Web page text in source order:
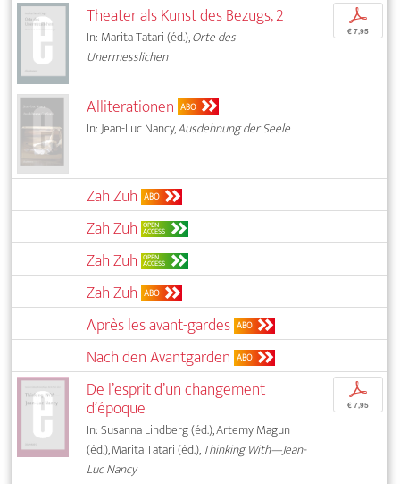
Theater als Kunst des Bezugs, 2
In: Marita Tatari (éd.),Orte des
Unermesslichen
p
€ 7,95
Alliterationen ABO
In: Jean-Luc Nancy,Ausdehnung der Seele
Zah Zuh ABO
Zah Zuh OPEN
ACCESS
Zah Zuh OPEN
ACCESS
Zah Zuh ABO
Après les avant-gardes ABO
Nach den Avantgarden ABO
De l’esprit d’un changement
d’époque
In: Susanna Lindberg (éd.), Artemy Magun
(éd.), Marita Tatari (éd.),Thinking With—Jean-
Luc Nancy
p
€ 7,95